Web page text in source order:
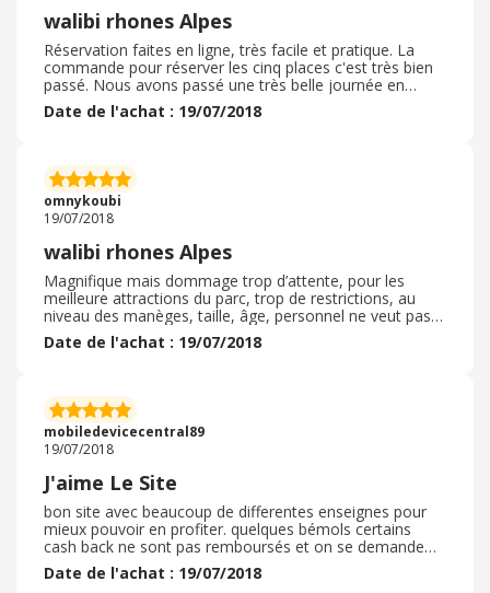
walibi rhones Alpes
Réservation faites en ligne, très facile et pratique. La
commande pour réserver les cinq places c'est très bien
passé. Nous avons passé une très belle journée en
famille, deux enfants qui se sont éclatés et trois adultes
qui ont passé une bonne journée de rire et détente. Le
Date de l'achat : 19/07/2018
omnykoubi
19/07/2018
walibi rhones Alpes
Magnifique mais dommage trop d’attente, pour les
meilleure attractions du parc, trop de restrictions, au
niveau des manèges, taille, âge, personnel ne veut pas
prendre de responsabilité lors des attractions , laisse des
enfants en bas âge en dehors de l’attraction, risque
Date de l'achat : 19/07/2018
mobiledevicecentral89
19/07/2018
J'aime Le Site
bon site avec beaucoup de differentes enseignes pour
mieux pouvoir en profiter. quelques bémols certains
cash back ne sont pas remboursés et on se demande
pourquoi et impossible de contacter le service client de
ebuy club.
Date de l'achat : 19/07/2018